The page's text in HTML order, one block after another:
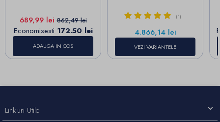
Pret
689,99 leiPret de baza
862,49 lei
Economisesti 172.50 lei
ADAUGA IN COS
(1)
Pret
4.866,14 lei
VEZI VARIANTELE
Link-uri Utile